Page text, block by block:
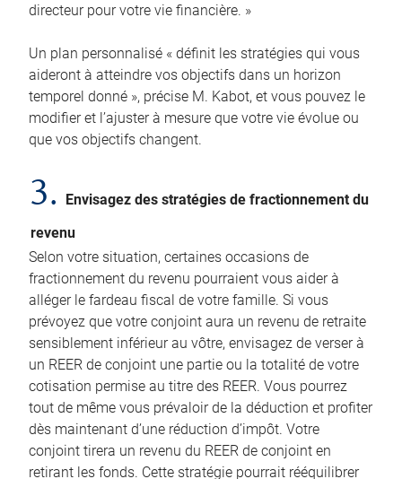
directeur pour votre vie financière. »
Un plan personnalisé « définit les stratégies qui vous
aideront à atteindre vos objectifs dans un horizon
temporel donné », précise M. Kabot, et vous pouvez le
modifier et l’ajuster à mesure que votre vie évolue ou
que vos objectifs changent.
3.
Envisagez des stratégies de fractionnement du
revenu
Selon votre situation, certaines occasions de
fractionnement du revenu pourraient vous aider à
alléger le fardeau fiscal de votre famille. Si vous
prévoyez que votre conjoint aura un revenu de retraite
sensiblement inférieur au vôtre, envisagez de verser à
un REER de conjoint une partie ou la totalité de votre
cotisation permise au titre des REER. Vous pourrez
tout de même vous prévaloir de la déduction et profiter
dès maintenant d’une réduction d’impôt. Votre
conjoint tirera un revenu du REER de conjoint en
retirant les fonds. Cette stratégie pourrait rééquilibrer